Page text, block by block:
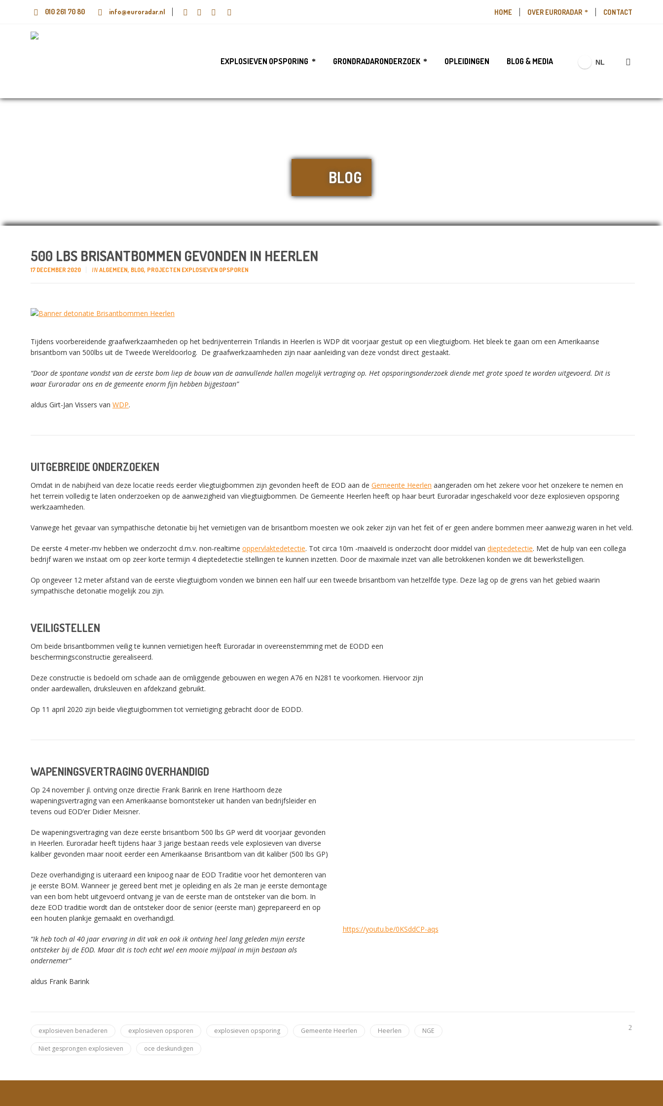
010 261 70 80 info@euroradar.nl HOME OVER EURORADAR CONTACT
EXPLOSIEVEN OPSPORING GRONDRADARONDERZOEK OPLEIDINGEN BLOG & MEDIA NL
BLOG
500 LBS BRISANTBOMMEN GEVONDEN IN HEERLEN
17 DECEMBER 2020 IN ALGEMEEN, BLOG, PROJECTEN EXPLOSIEVEN OPSPOREN
Tijdens voorbereidende graafwerkzaamheden op het bedrijventerrein Trilandis in Heerlen is WDP dit voorjaar gestuit op een vliegtuigbom. Het bleek te gaan om een Amerikaanse
brisantbom van 500lbs uit de Tweede Wereldoorlog. De graafwerkzaamheden zijn naar aanleiding van deze vondst direct gestaakt.
“Door de spontane vondst van de eerste bom liep de bouw van de aanvullende hallen mogelijk vertraging op. Het opsporingsonderzoek diende met grote spoed te worden uitgevoerd. Dit is
waar Euroradar ons en de gemeente enorm fijn hebben bijgestaan”
aldus Girt-Jan Vissers van WDP.
UITGEBREIDE ONDERZOEKEN
Omdat in de nabijheid van deze locatie reeds eerder vliegtuigbommen zijn gevonden heeft de EOD aan de Gemeente Heerlen aangeraden om het zekere voor het onzekere te nemen en
het terrein volledig te laten onderzoeken op de aanwezigheid van vliegtuigbommen. De Gemeente Heerlen heeft op haar beurt Euroradar ingeschakeld voor deze explosieven opsporing
werkzaamheden.
Vanwege het gevaar van sympathische detonatie bij het vernietigen van de brisantbom moesten we ook zeker zijn van het feit of er geen andere bommen meer aanwezig waren in het veld.
De eerste 4 meter-mv hebben we onderzocht d.m.v. non-realtime oppervlaktedetectie. Tot circa 10m -maaiveld is onderzocht door middel van dieptedetectie. Met de hulp van een collega
bedrijf waren we instaat om op zeer korte termijn 4 dieptedetectie stellingen te kunnen inzetten. Door de maximale inzet van alle betrokkenen konden we dit bewerkstelligen.
Op ongeveer 12 meter afstand van de eerste vliegtuigbom vonden we binnen een half uur een tweede brisantbom van hetzelfde type. Deze lag op de grens van het gebied waarin
sympathische detonatie mogelijk zou zijn.
VEILIGSTELLEN
Om beide brisantbommen veilig te kunnen vernietigen heeft Euroradar in overeenstemming met de EODD een
beschermingsconstructie gerealiseerd.
Deze constructie is bedoeld om schade aan de omliggende gebouwen en wegen A76 en N281 te voorkomen. Hiervoor zijn
onder aardewallen, druksleuven en afdekzand gebruikt.
Op 11 april 2020 zijn beide vliegtuigbommen tot vernietiging gebracht door de EODD.
WAPENINGSVERTRAGING OVERHANDIGD
Op 24 november jl. ontving onze directie Frank Barink en Irene Harthoorn deze
wapeningsvertraging van een Amerikaanse bomontsteker uit handen van bedrijfsleider en
tevens oud EOD’er Didier Meisner.
De wapeningsvertraging van deze eerste brisantbom 500 lbs GP werd dit voorjaar gevonden
in Heerlen. Euroradar heeft tijdens haar 3 jarige bestaan reeds vele explosieven van diverse
kaliber gevonden maar nooit eerder een Amerikaanse Brisantbom van dit kaliber (500 lbs GP)
Deze overhandiging is uiteraard een knipoog naar de EOD Traditie voor het demonteren van
je eerste BOM. Wanneer je gereed bent met je opleiding en als 2e man je eerste demontage
van een bom hebt uitgevoerd ontvang je van de eerste man de ontsteker van die bom. In
deze EOD traditie wordt dan de ontsteker door de senior (eerste man) geprepareerd en op
een houten plankje gemaakt en overhandigd.
“Ik heb toch al 40 jaar ervaring in dit vak en ook ik ontving heel lang geleden mijn eerste
ontsteker bij de EOD. Maar dit is toch echt wel een mooie mijlpaal in mijn bestaan als
ondernemer”
aldus Frank Barink
https://youtu.be/0KSddCP-aqs
explosieven benaderen explosieven opsporen explosieven opsporing Gemeente Heerlen Heerlen NGE
Niet gesprongen explosieven oce deskundigen